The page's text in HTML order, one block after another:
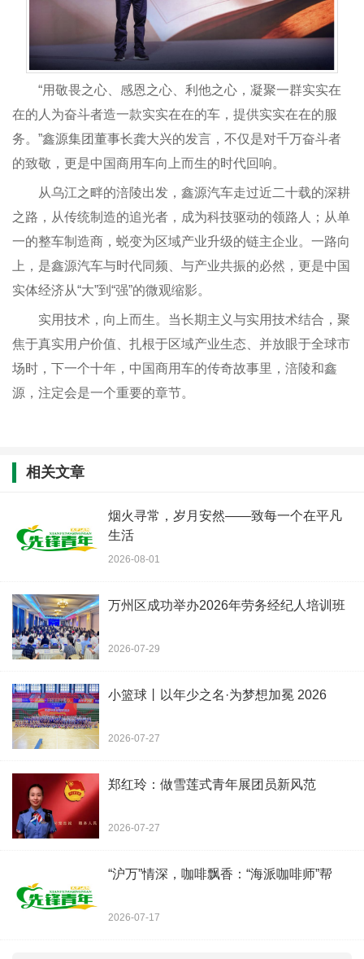
“用敬畏之心、感恩之心、利他之心，凝聚一群实实在
在的人为奋斗者造一款实实在在的车，提供实实在在的服
务。”鑫源集团董事长龚大兴的发言，不仅是对千万奋斗者
的致敬，更是中国商用车向上而生的时代回响。
从乌江之畔的涪陵出发，鑫源汽车走过近二十载的深耕
之路，从传统制造的追光者，成为科技驱动的领路人；从单
一的整车制造商，蜕变为区域产业升级的链主企业。一路向
上，是鑫源汽车与时代同频、与产业共振的必然，更是中国
实体经济从“大”到“强”的微观缩影。
实用技术，向上而生。当长期主义与实用技术结合，聚
焦于真实用户价值、扎根于区域产业生态、并放眼于全球市
场时，下一个十年，中国商用车的传奇故事里，涪陵和鑫
源，注定会是一个重要的章节。
相关文章
烟火寻常，岁月安然——致每一个在平凡
生活
2026-08-01
万州区成功举办2026年劳务经纪人培训班
2026-07-29
小篮球丨以年少之名·为梦想加冕 2026
2026-07-27
郑红玲：做雪莲式青年展团员新风范
2026-07-27
“沪万”情深，咖啡飘香：“海派咖啡师”帮
2026-07-17